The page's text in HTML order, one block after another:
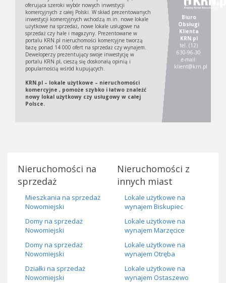
oferująca szeroki wybór nowych inwestycji
komercyjnych z całej Polski. W skład prezentowanych
inwestycji komercyjnych wchodzą m.in. nowe lokale
użytkowe na sprzedaż, nowe lokale usługowe na
sprzedaż czy hale i magazyny. Prezentowane w
portalu KRN.pl nieruchomości komercyjne tworzą
bazę ponad 14 000 ofert na sprzedaż czy wynajem.
Deweloperzy prezentujący swoje inwestycję w
portalu KRN.pl, cieszą się doskonałą opinią i
popularnością wśród kupujących.
KRN.pl – lokale użytkowe – nieruchomości
komercyjne , pomoże szybko i łatwo znaleźć
nowy lokal użytkowy czy usługowy w całej
Polsce.
Biuro
Obsługi
Klienta
KRN.pl
tel. (12)
630-96-30
e-mail:
klient@krn.pl
Nieruchomości na
sprzedaż
Mieszkania na sprzedaż
Nowomiejski
Domy na sprzedaż
Nowomiejski
Domy na sprzedaż
Nowomiejski
Działki na sprzedaż
Nowomiejski
Nieruchomości z
innych miast
Lokale użytkowe na
wynajem Biskupiec
Lokale użytkowe na
wynajem Marzęcice
Lokale użytkowe na
wynajem Otręba
Lokale użytkowe na
wynajem Ostaszewo